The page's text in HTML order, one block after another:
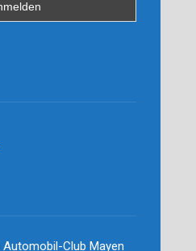
Automobil-Club Mayen